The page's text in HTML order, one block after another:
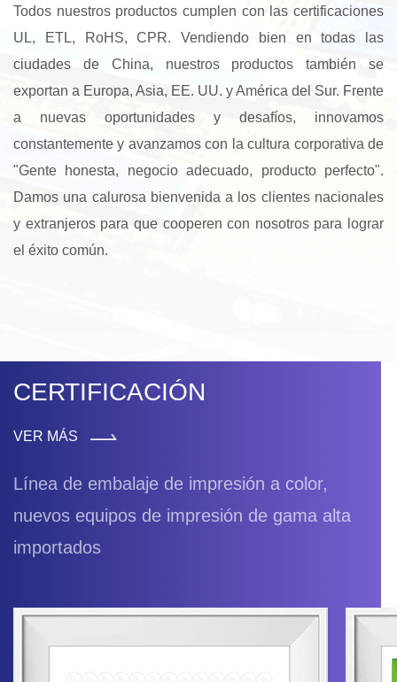
Todos nuestros productos cumplen con las certificaciones
UL, ETL, RoHS, CPR. Vendiendo bien en todas las
ciudades de China, nuestros productos también se
exportan a Europa, Asia, EE. UU. y América del Sur. Frente
a nuevas oportunidades y desafíos, innovamos
constantemente y avanzamos con la cultura corporativa de
"Gente honesta, negocio adecuado, producto perfecto".
Damos una calurosa bienvenida a los clientes nacionales
y extranjeros para que cooperen con nosotros para lograr
el éxito común.
CERTIFICACIÓN
VER MÁS
Línea de embalaje de impresión a color,
nuevos equipos de impresión de gama alta
importados